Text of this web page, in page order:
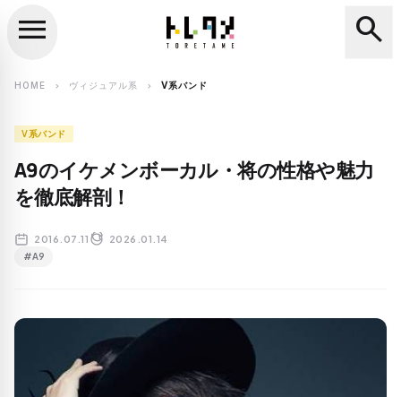
search
menu search
HOME chevron_right ヴィジュアル系 chevron_right V系バンド
V系バンド
A9のイケメンボーカル・将の性格や魅力
を徹底解剖！
2016.07.11 2026.01.14
#A9